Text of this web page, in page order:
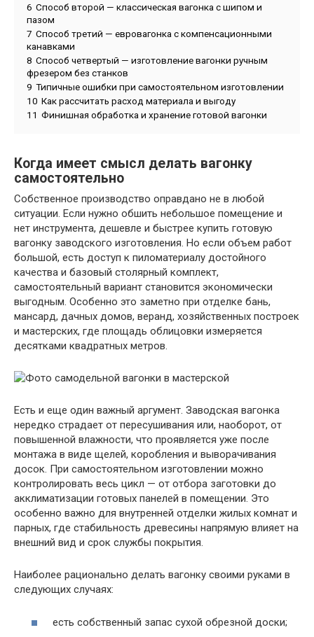
6 Способ второй — классическая вагонка с шипом и
пазом
7 Способ третий — евровагонка с компенсационными
канавками
8 Способ четвертый — изготовление вагонки ручным
фрезером без станков
9 Типичные ошибки при самостоятельном изготовлении
10 Как рассчитать расход материала и выгоду
11 Финишная обработка и хранение готовой вагонки
Когда имеет смысл делать вагонку
самостоятельно
Собственное производство оправдано не в любой
ситуации. Если нужно обшить небольшое помещение и
нет инструмента, дешевле и быстрее купить готовую
вагонку заводского изготовления. Но если объем работ
большой, есть доступ к пиломатериалу достойного
качества и базовый столярный комплект,
самостоятельный вариант становится экономически
выгодным. Особенно это заметно при отделке бань,
мансард, дачных домов, веранд, хозяйственных построек
и мастерских, где площадь облицовки измеряется
десятками квадратных метров.
Есть и еще один важный аргумент. Заводская вагонка
нередко страдает от пересушивания или, наоборот, от
повышенной влажности, что проявляется уже после
монтажа в виде щелей, коробления и выворачивания
досок. При самостоятельном изготовлении можно
контролировать весь цикл — от отбора заготовки до
акклиматизации готовых панелей в помещении. Это
особенно важно для внутренней отделки жилых комнат и
парных, где стабильность древесины напрямую влияет на
внешний вид и срок службы покрытия.
Наиболее рационально делать вагонку своими руками в
следующих случаях:
есть собственный запас сухой обрезной доски;